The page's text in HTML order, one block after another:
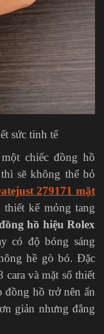
sức tinh tế
chiếc đồng hồ
sẽ không thể bỏ
279171 mặt
kế mỏng tang
hồ hiệu Rolex
có độ bóng sáng
hề gò bó. Đặc
cara và mặt số thiết
đồng hồ trở nên ấn
giản nhưng đẳng